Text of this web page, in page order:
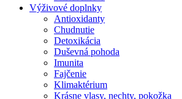
Výživové doplnky
Antioxidanty
Chudnutie
Detoxikácia
Duševná pohoda
Imunita
Fajčenie
Klimaktérium
Krásne vlasy, nechty, pokožka